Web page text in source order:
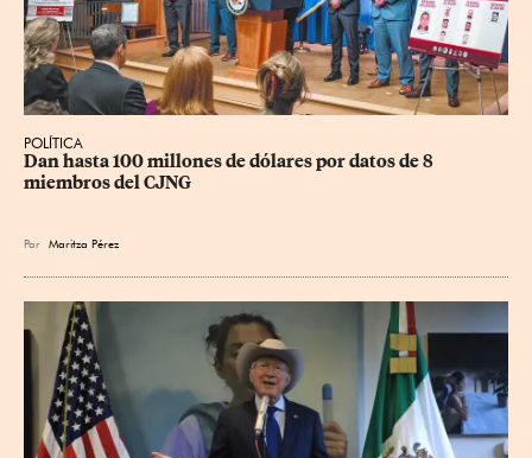
POLÍTICA
Dan hasta 100 millones de dólares por datos de 8
miembros del CJNG
Por Maritza Pérez